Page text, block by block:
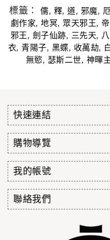
標籤：儒, 釋,道, 邪魔,
劇作家,地冥,眾天邪王,
邪王, 劍子仙跡, 三先天,
衣, 青陽子, 黑蝶, 收萬劫,
無慾, 瑟斯二世, 神暉
快速連結
購物導覽
我的帳號
聯絡我們